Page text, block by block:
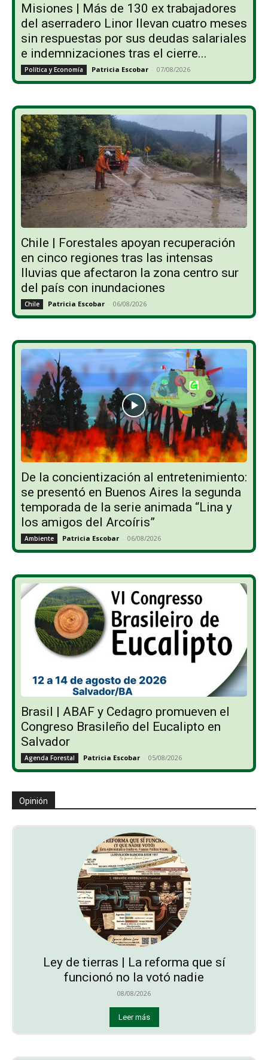
Misiones | Más de 130 ex trabajadores
del aserradero Linor llevan cuatro meses
sin respuestas por sus deudas salariales
e indemnizaciones tras el cierre...
Política y Economía Patricia Escobar - 07/08/2026
Chile | Forestales apoyan recuperación
en cinco regiones tras las intensas
lluvias que afectaron la zona centro sur
del país con inundaciones
Chile Patricia Escobar - 06/08/2026
De la concientización al entretenimiento:
se presentó en Buenos Aires la segunda
temporada de la serie animada “Lina y
los amigos del Arcoíris”
Ambiente Patricia Escobar - 06/08/2026
Brasil | ABAF y Cedagro promueven el
Congreso Brasileño del Eucalipto en
Salvador
Agenda Forestal Patricia Escobar - 05/08/2026
Opinión
Ley de tierras | La reforma que sí
funcionó no la votó nadie
08/08/2026
Leer más